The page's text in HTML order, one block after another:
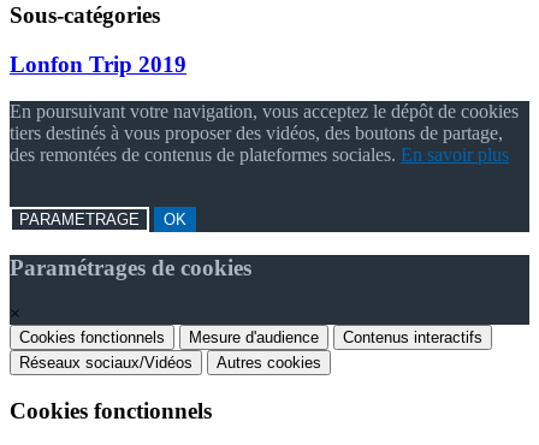
Sous-catégories
Lonfon Trip 2019
En poursuivant votre navigation, vous acceptez le dépôt de cookies
tiers destinés à vous proposer des vidéos, des boutons de partage,
des remontées de contenus de plateformes sociales. En savoir plus
PARAMETRAGE OK
Paramétrages de cookies
×
Cookies fonctionnels Mesure d'audience
Contenus interactifs
Réseaux sociaux/Vidéos
Autres cookies
Cookies fonctionnels